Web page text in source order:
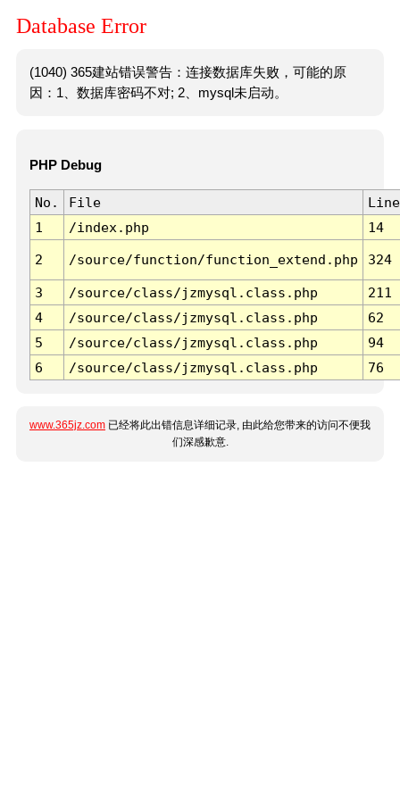
Database Error
(1040) 365建站错误警告：连接数据库失败，可能的原
因：1、数据库密码不对; 2、mysql未启动。
PHP Debug
No. File
Line
1
/index.php 14
2 /source/function/function_extend.php 324
3 /source/class/jzmysql.class.php
211
4
/source/class/jzmysql.class.php
62
5
/source/class/jzmysql.class.php
94
6
/source/class/jzmysql.class.php 76
www.365jz.com 已经将此出错信息详细记录, 由此给您带来的访问不便我
们深感歉意.